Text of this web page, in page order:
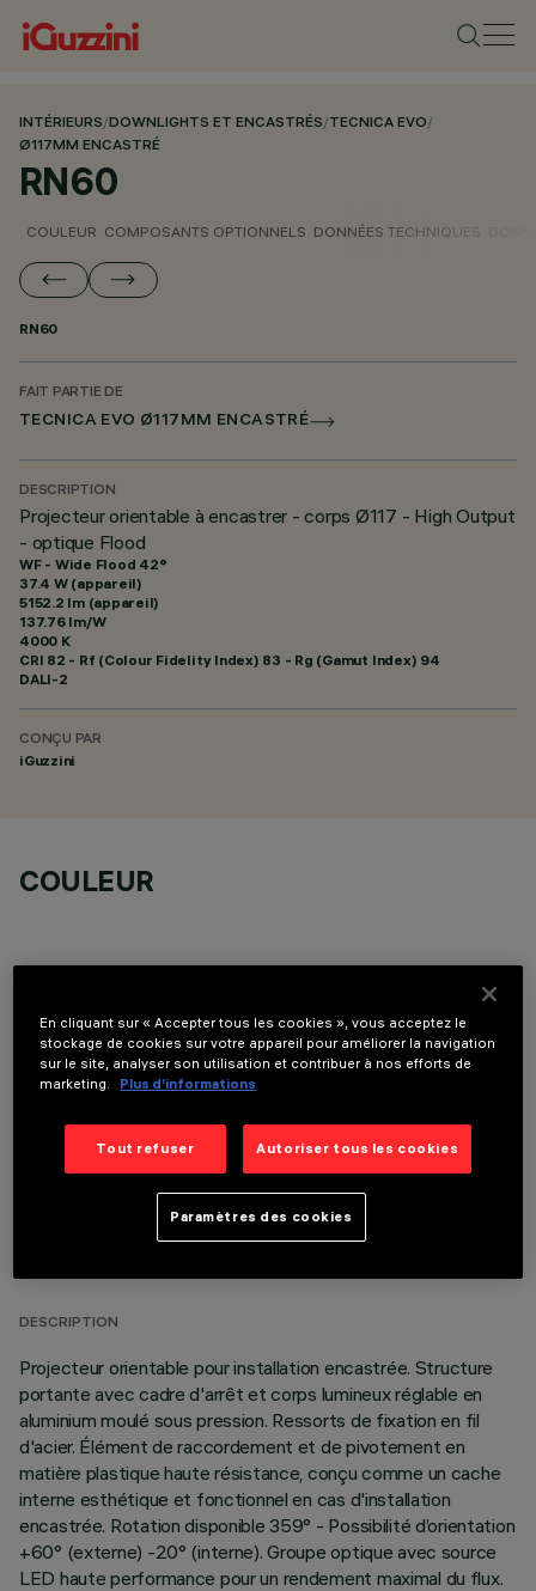
INTÉRIEURS/DOWNLIGHTS ET ENCASTRÉS/TECNICA EVO/
Ø117MM ENCASTRÉ
RN60
COULEUR COMPOSANTS OPTIONNELS DONNÉES TECHNIQUES
RN60
FAIT PARTIE DE
TECNICA EVO Ø117MM ENCASTRÉ
DESCRIPTION
Projecteur orientable à encastrer - corps Ø117 - High Output
- optique Flood
WF - Wide Flood 42°
37.4 W (appareil)
5152.2 lm (appareil)
137.76 lm/W
4000 K
CRI 82 - Rf (Colour Fidelity Index) 83 - Rg (Gamut Index) 94
DALI-2
CONÇU PAR
iGuzzini
COULEUR
COMPOSANTS OPTIONNELS
DONNÉES TECHNIQUES
DESCRIPTION
Projecteur orientable pour installation encastrée. Structure
portante avec cadre d'arrêt et corps lumineux réglable en
aluminium moulé sous pression. Ressorts de fixation en fil
d'acier. Élément de raccordement et de pivotement en
matière plastique haute résistance, conçu comme un cache
interne esthétique et fonctionnel en cas d'installation
encastrée. Rotation disponible 359° - Possibilité d’orientation
+60° (externe) -20° (interne). Groupe optique avec source
LED haute performance pour un rendement maximal du flux.
En cliquant sur « Accepter tous les cookies », vous acceptez le
stockage de cookies sur votre appareil pour améliorer la navigation
sur le site, analyser son utilisation et contribuer à nos efforts de
marketing.
Plus d’informations
Tout refuser Autoriser tous les cookies
Paramètres des cookies